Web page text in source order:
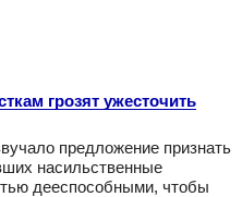
грозят ужесточить
предложение признать
насильственные
дееспособными, чтобы